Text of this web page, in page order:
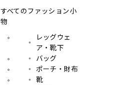
すべてのファッション小
物
レッグウェ
ア・靴下
バッグ
ポーチ・財布
靴